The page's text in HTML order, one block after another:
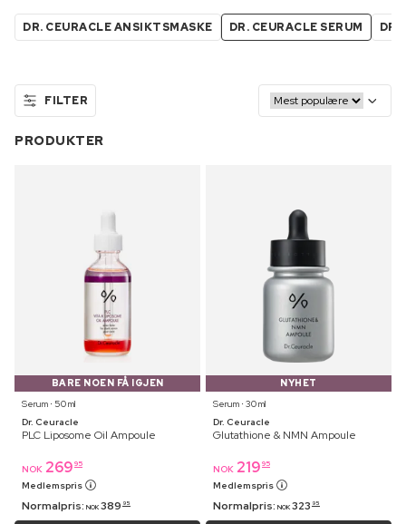
DR. CEURACLE ANSIKTSMASKE DR. CEURACLE SERUM DR.
FILTER
PRODUKTER
BARE NOEN FÅ IGJEN
Serum ⋅ 50 ml
Dr. Ceuracle
PLC Liposome Oil Ampoule
NOK 269 95
Medlemspris
Normalpris: NOK 389 95
NYHET
Serum ⋅ 30 ml
Dr. Ceuracle
Glutathione & NMN Ampoule
NOK 219 95
Medlemspris
Normalpris: NOK 323 95